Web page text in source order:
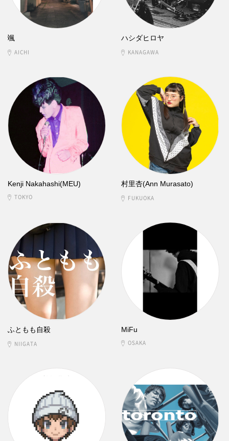
颯
AICHI
ハシダヒロヤ
KANAGAWA
Kenji Nakahashi(MEU)
TOKYO
村里杏(Ann Murasato)
FUKUOKA
ふともも自殺
NIIGATA
MiFu
OSAKA